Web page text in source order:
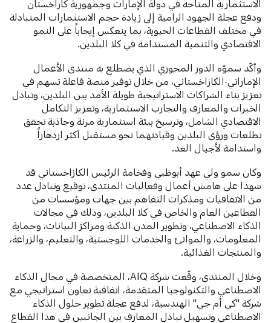
الاستثمارية المتاحة في دولة الإمارات وجمهورية كازاخستان
ودفع عجلة الجهود الرامية إلى زيادة حجم الاستثمارات المتبادلة
في مختلف القطاعات الحيوية، بما ينعكس إيجاباً على النمو
الاقتصادي والتنمية المستدامة في كلا البلدين.
وأكّد سموّه الدور المحوري الذي يضطلع به منتدى الأعمال
الإماراتي-الكازاخستاني، من خلال توفير منصة فاعلة تسهم في
تعزيز بناء الشراكات الاستراتيجية طويلة الأمد بين البلدين، وتبادل
الخبرات والمعارف والتجارب الاستثمارية، وتعزيز التكامل
الاقتصادي الشامل، وترسيخ بيئة استثمارية مرنة وجاذبة تحقق
تطلعات ورؤى البلدين وقيادتهما نحو مستقبل أكثر ازدهاراً
واستدامة لأجيال الغد.
وكان سمو ولي عهد أبوظبي وفخامة الرئيس الكازاخستاني قد
شهدا على هامش أعمال وفعاليات المنتدى، توقيع وتبادل عدد
من الاتفاقيات ومذكرات التفاهم بين جهات ومؤسسات من
القطاعين العام والخاص في كلا البلدين، وذلك في مجالات
الذكاء الاصطناعي، وتطوير المدن الذكية ومراكز البيانات، وحماية
المعلومات، والموانئ والخدمات اللوجستية، والتعليم، والزراعة،
والمنتجات الغذائية.
وخلال المنتدى، وقّعت شركة AIQ، المتخصصة في مجال الذكاء
الاصطناعي والتكنولوجيا المتقدمة، اتفاقية تعاون استراتيجي مع
شركة "كي أم جي" الهندسية، لدفع عجلة تطوير حلول الذكاء
الاصطناعي وتسهيل تبادل المعارف بين الجانبين في هذا القطاع